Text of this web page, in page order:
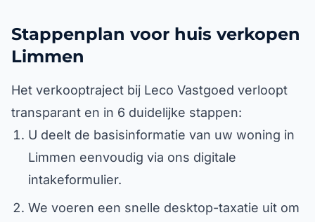
Stappenplan voor huis verkopen
Limmen
Het verkooptraject bij Leco Vastgoed verloopt
transparant en in 6 duidelijke stappen:
U deelt de basisinformatie van uw woning in
Limmen eenvoudig via ons digitale
intakeformulier.
We voeren een snelle desktop-taxatie uit om